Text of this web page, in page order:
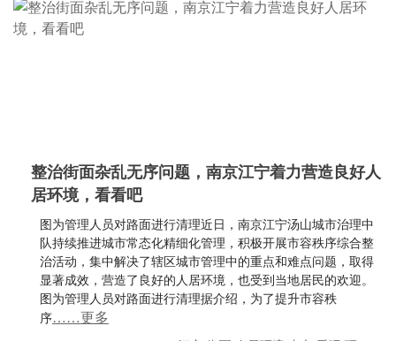
整治街面杂乱无序问题，南京江宁着力营造良好人
居环境，看看吧
图为管理人员对路面进行清理近日，南京江宁汤山城市治理中
队持续推进城市常态化精细化管理，积极开展市容秩序综合整
治活动，集中解决了辖区城市管理中的重点和难点问题，取得
显著成效，营造了良好的人居环境，也受到当地居民的欢迎。
图为管理人员对路面进行清理据介绍，为了提升市容秩
序……更多